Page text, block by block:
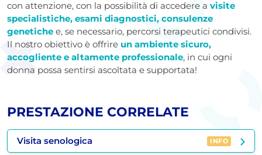
con attenzione, con la possibilità di accedere a visite
specialistiche, esami diagnostici, consulenze
genetiche e, se necessario, percorsi terapeutici condivisi.
Il nostro obiettivo è offrire un ambiente sicuro,
accogliente e altamente professionale, in cui ogni
donna possa sentirsi ascoltata e supportata!
PRESTAZIONE CORRELATE
Visita senologica INFO